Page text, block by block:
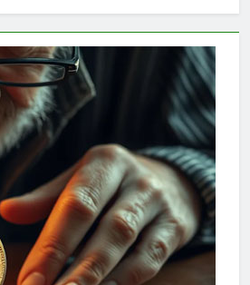
Topi Rönni a Ferencvárosban –
Új lendület a Fradi
jégkorongcsapatánál
SPORT
Petra Simon – Egy magyar
tehetség, aki világszinten is
feltűnést keltett
SPORT
Az FTC körüli uszály – magyar